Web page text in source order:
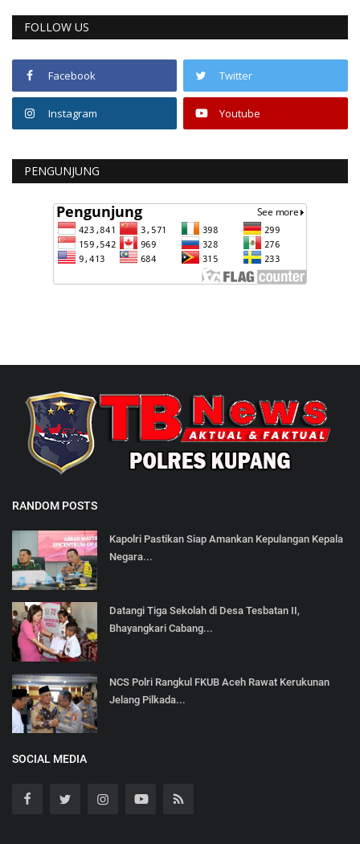
FOLLOW US
Facebook Twitter
Instagram Youtube
PENGUNJUNG
RANDOM POSTS
Kapolri Pastikan Siap Amankan Kepulangan Kepala
Negara...
Datangi Tiga Sekolah di Desa Tesbatan II,
Bhayangkari Cabang...
NCS Polri Rangkul FKUB Aceh Rawat Kerukunan
Jelang Pilkada...
SOCIAL MEDIA